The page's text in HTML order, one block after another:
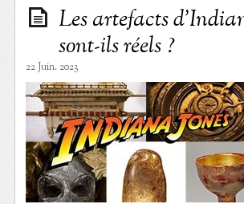
Les artefacts
sont-ils réels ?
22 Juin. 2023